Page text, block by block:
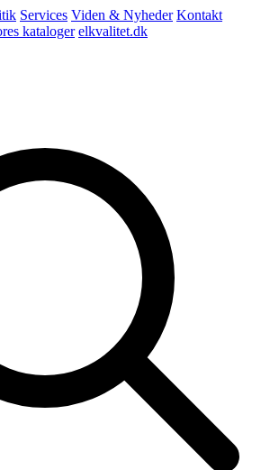
Services Viden & Nyheder Kontakt
kataloger elkvalitet.dk